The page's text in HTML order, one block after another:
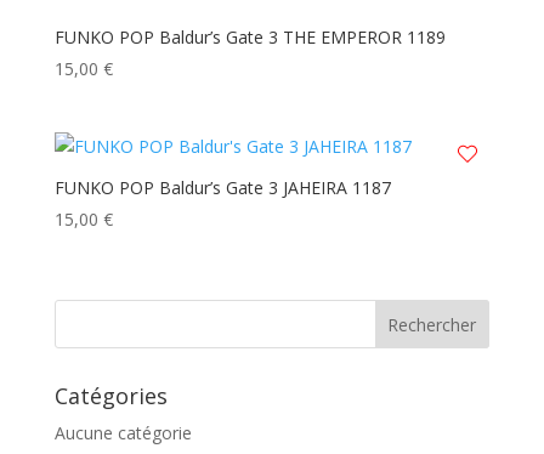
FUNKO POP Baldur’s Gate 3 THE EMPEROR 1189
15,00 €
FUNKO POP Baldur’s Gate 3 JAHEIRA 1187
15,00 €
Catégories
Aucune catégorie